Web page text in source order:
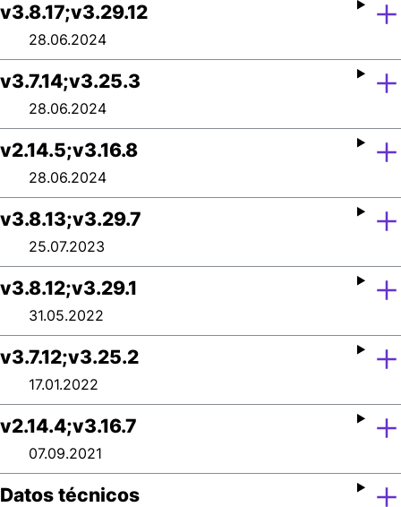
v3.8.17;v3.29.12
28.06.2024
v3.7.14;v3.25.3
28.06.2024
v2.14.5;v3.16.8
28.06.2024
v3.8.13;v3.29.7
25.07.2023
v3.8.12;v3.29.1
31.05.2022
v3.7.12;v3.25.2
17.01.2022
v2.14.4;v3.16.7
07.09.2021
Datos técnicos